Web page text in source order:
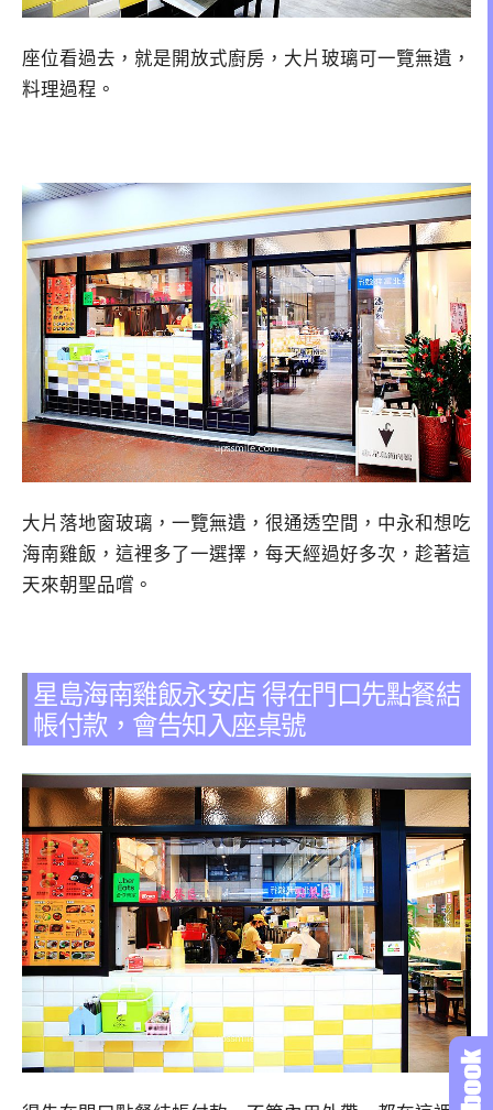
座位看過去，就是開放式廚房，大片玻璃可一覽無遺，
料理過程。
大片落地窗玻璃，一覽無遺，很通透空間，中永和想吃
海南雞飯，這裡多了一選擇，每天經過好多次，趁著這
天來朝聖品嚐。
星島海南雞飯永安店 得在門口先點餐結
帳付款，會告知入座桌號